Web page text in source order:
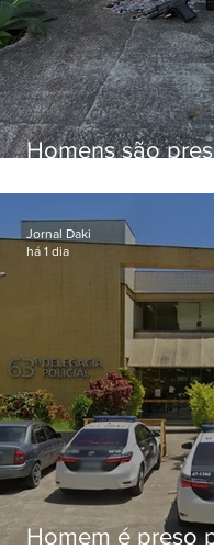
Homens são
Homem é preso
Jornal Daki
há 1 dia